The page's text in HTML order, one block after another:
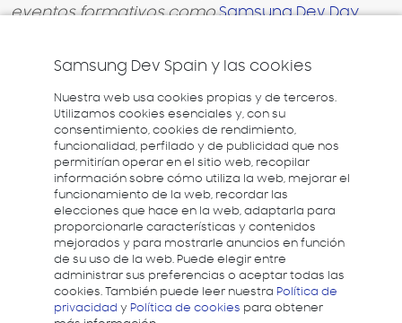
eventos formativos comoSamsung Dev Day.
Samsung Dev Spain y las cookies
Nuestra web usa cookies propias y de terceros.
Utilizamos cookies esenciales y, con su
consentimiento, cookies de rendimiento,
funcionalidad, perfilado y de publicidad que nos
permitirían operar en el sitio web, recopilar
información sobre cómo utiliza la web, mejorar el
funcionamiento de la web, recordar las
elecciones que hace en la web, adaptarla para
proporcionarle características y contenidos
mejorados y para mostrarle anuncios en función
de su uso de la web. Puede elegir entre
administrar sus preferencias o aceptar todas las
cookies. También puede leer nuestra Política de
privacidad y Política de cookies para obtener